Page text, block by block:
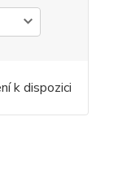
k dispozici